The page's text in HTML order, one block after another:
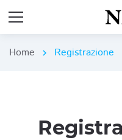
Home chevron_right Registrazione